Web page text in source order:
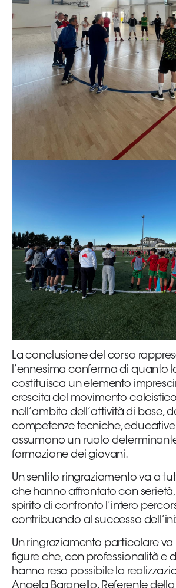
La conclusione del corso
l’ennesima conferma di quanto
costituisca un elemento
crescita del movimento
nell’ambito dell’attività di base,
competenze tecniche, educative
assumono un ruolo
formazione dei giovani.
Un sentito ringraziamento va a
che hanno affrontato con serietà,
spirito di confronto l’intero
contribuendo al successo
Un ringraziamento particolare va
figure che, con professionalità e
hanno reso possibile la